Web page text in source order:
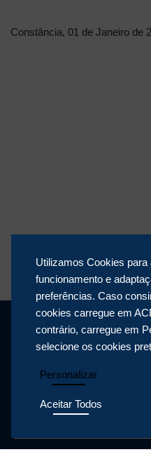
Constância, 01 de Janeiro de
Utilizamos Cookies
funcionamento e
preferências. Caso
cookies carregue em
contrário, carregue em
selecione os cookies
Personalizar
Aceitar Todos